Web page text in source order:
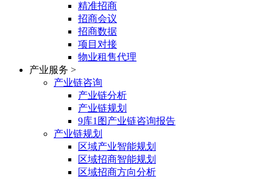
精准招商
招商会议
招商数据
项目对接
物业租售代理
产业服务 >
产业链咨询
产业链分析
产业链规划
9库1图产业链咨询报告
产业链规划
区域产业智能规划
区域招商智能规划
区域招商方向分析